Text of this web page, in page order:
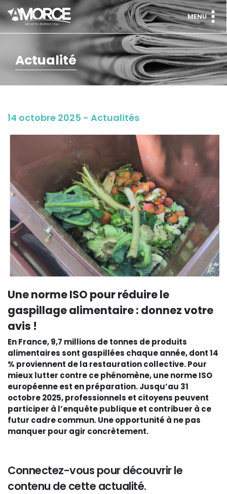
MENU
Actualité
14 octobre 2025 - Actualités
Une norme ISO pour réduire le
gaspillage alimentaire : donnez votre
avis !
En France, 9,7 millions de tonnes de produits
alimentaires sont gaspillées chaque année, dont 14
% proviennent de la restauration collective. Pour
mieux lutter contre ce phénomène, une norme ISO
européenne est en préparation. Jusqu’au 31
octobre 2025, professionnels et citoyens peuvent
participer à l’enquête publique et contribuer à ce
futur cadre commun. Une opportunité à ne pas
manquer pour agir concrètement.
Connectez-vous pour découvrir le
contenu de cette actualité.